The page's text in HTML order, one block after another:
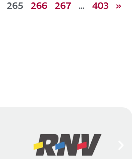
265 266 267 … 403 »